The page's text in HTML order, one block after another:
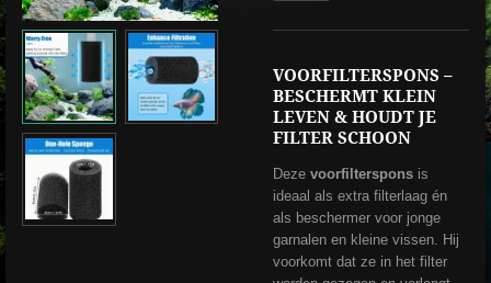
VOORFILTERSPONS –
BESCHERMT KLEIN
LEVEN & HOUDT JE
FILTER SCHOON
Deze voorfilterspons is
ideaal als extra filterlaag én
als beschermer voor jonge
garnalen en kleine vissen. Hij
voorkomt dat ze in het filter